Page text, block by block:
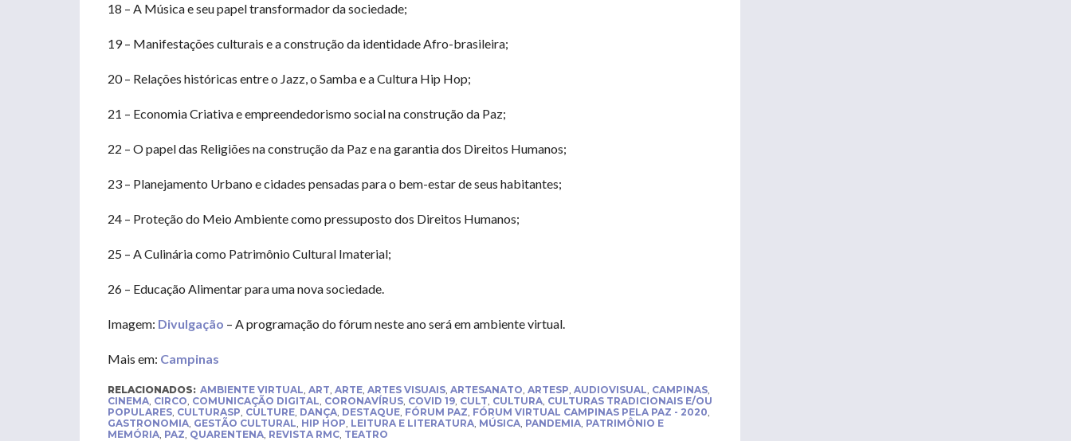
18 – A Música e seu papel transformador da sociedade;
19 – Manifestações culturais e a construção da identidade Afro-brasileira;
20 – Relações históricas entre o Jazz, o Samba e a Cultura Hip Hop;
21 – Economia Criativa e empreendedorismo social na construção da Paz;
22 – O papel das Religiões na construção da Paz e na garantia dos Direitos Humanos;
23 – Planejamento Urbano e cidades pensadas para o bem-estar de seus habitantes;
24 – Proteção do Meio Ambiente como pressuposto dos Direitos Humanos;
25 – A Culinária como Patrimônio Cultural Imaterial;
26 – Educação Alimentar para uma nova sociedade.
Imagem: Divulgação – A programação do fórum neste ano será em ambiente virtual.
Mais em: Campinas
RELACIONADOS: AMBIENTE VIRTUAL, ART, ARTE, ARTES VISUAIS, ARTESANATO, ARTESP, AUDIOVISUAL, CAMPINAS,
CINEMA, CIRCO, COMUNICAÇÃO DIGITAL, CORONAVÍRUS, COVID 19, CULT, CULTURA, CULTURAS TRADICIONAIS E/OU
POPULARES, CULTURASP, CULTURE, DANÇA, DESTAQUE, FÓRUM PAZ, FÓRUM VIRTUAL CAMPINAS PELA PAZ - 2020,
GASTRONOMIA, GESTÃO CULTURAL, HIP HOP, LEITURA E LITERATURA, MÚSICA, PANDEMIA, PATRIMÔNIO E
MEMÓRIA, PAZ, QUARENTENA, REVISTA RMC, TEATRO